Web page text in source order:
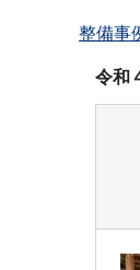
整備事
令和